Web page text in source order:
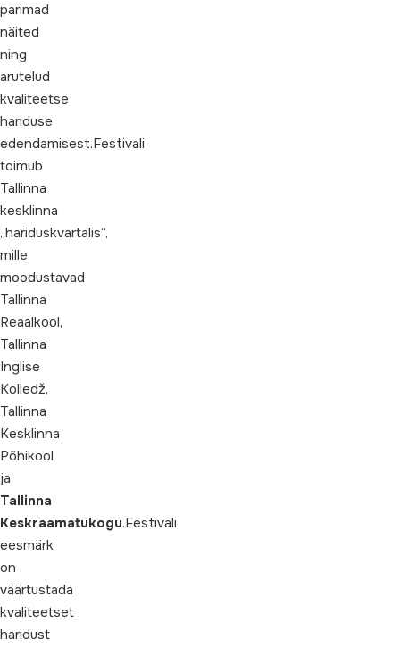
parimad
näited
ning
arutelud
kvaliteetse
hariduse
edendamisest.Festivali
toimub
Tallinna
kesklinna
„hariduskvartalis“,
mille
moodustavad
Tallinna
Reaalkool,
Tallinna
Inglise
Kolledž,
Tallinna
Kesklinna
Põhikool
ja
Tallinna
Keskraamatukogu.Festivali
eesmärk
on
väärtustada
kvaliteetset
haridust